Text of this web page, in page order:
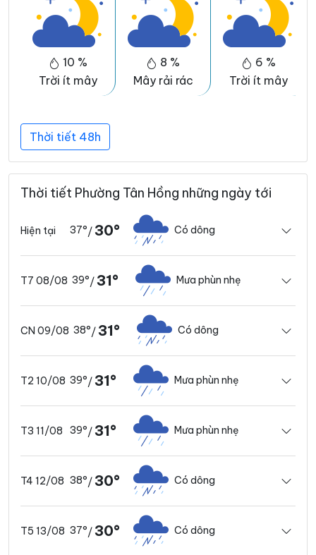
10 %
Trời ít mây
8 %
Mây rải rác
6 %
Trời ít mây
Thời tiết 48h
Thời tiết Phường Tân Hồng những ngày tới
Hiện tại 37°/30° Có dông
T7 08/08 39°/31° Mưa phùn nhẹ
CN 09/08 38°/31° Có dông
T2 10/08 39°/31° Mưa phùn nhẹ
T3 11/08 39°/31° Mưa phùn nhẹ
T4 12/08 38°/30° Có dông
T5 13/08 37°/30° Có dông